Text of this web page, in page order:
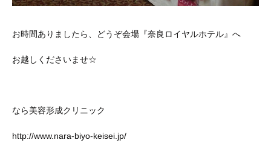
お時間ありましたら、どうぞ会場『奈良ロイヤルホテル』へ
お越しくださいませ☆
なら美容形成クリニック
http://www.nara‐biyo‐keisei.jp/